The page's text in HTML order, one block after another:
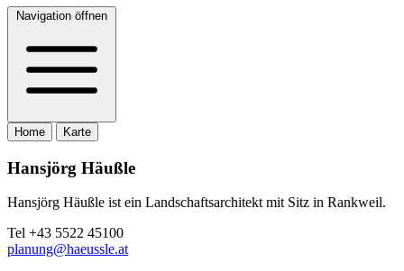
Navigation öffnen
Home Karte
Hansjörg Häußle
Hansjörg Häußle ist ein Landschaftsarchitekt mit Sitz in Rankweil.
Tel +43 5522 45100
planung@haeussle.at